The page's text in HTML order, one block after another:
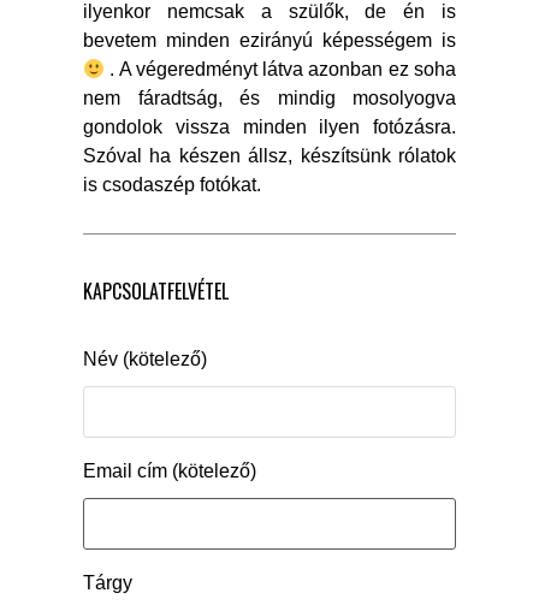
ilyenkor nemcsak a szülők, de én is
bevetem minden ezirányú képességem is
. A végeredményt látva azonban ez soha
nem fáradtság, és mindig mosolyogva
gondolok vissza minden ilyen fotózásra.
Szóval ha készen állsz, készítsünk rólatok
is csodaszép fotókat.
KAPCSOLATFELVÉTEL
Név (kötelező)
Email cím (kötelező)
Tárgy